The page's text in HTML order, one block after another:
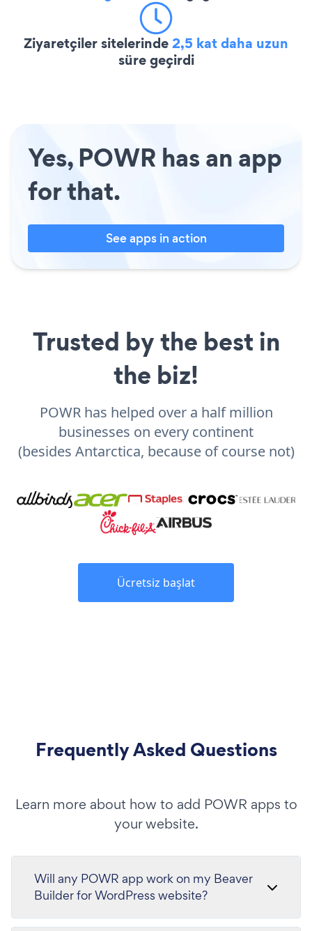
Ziyaretçiler sitelerinde2,5 kat daha uzun
süre geçirdi
Yes, POWR has an app
for that.
See apps in action
Trusted by the best in
the biz!
POWR has helped over a half million
businesses on every continent
(besides Antarctica, because of course not)
Ücretsiz başlat
Frequently Asked Questions
Learn more about how to add POWR apps to
your website.
Will any POWR app work on my Beaver
Builder for WordPress website?